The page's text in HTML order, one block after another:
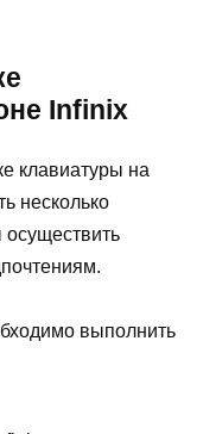
Infinix
клавиатуры на
несколько
осуществить
выполнить